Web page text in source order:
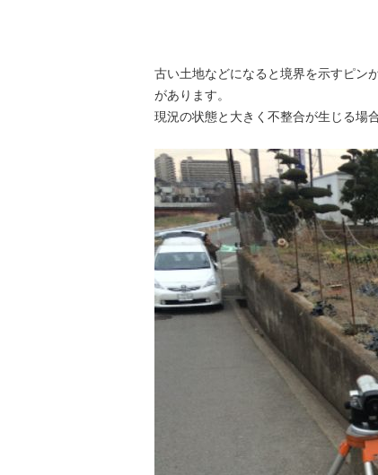
古い土地などになると境界を示すピン
があります。
現況の状態と大きく不整合が生じる場